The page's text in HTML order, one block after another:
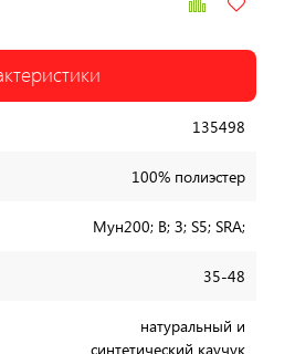
135498
100% полиэстер
Мун200; В; З; S5; SRA;
35-48
натуральный и
синтетический каучук